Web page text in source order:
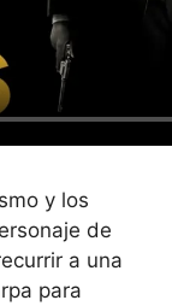
y los
de
a una
para